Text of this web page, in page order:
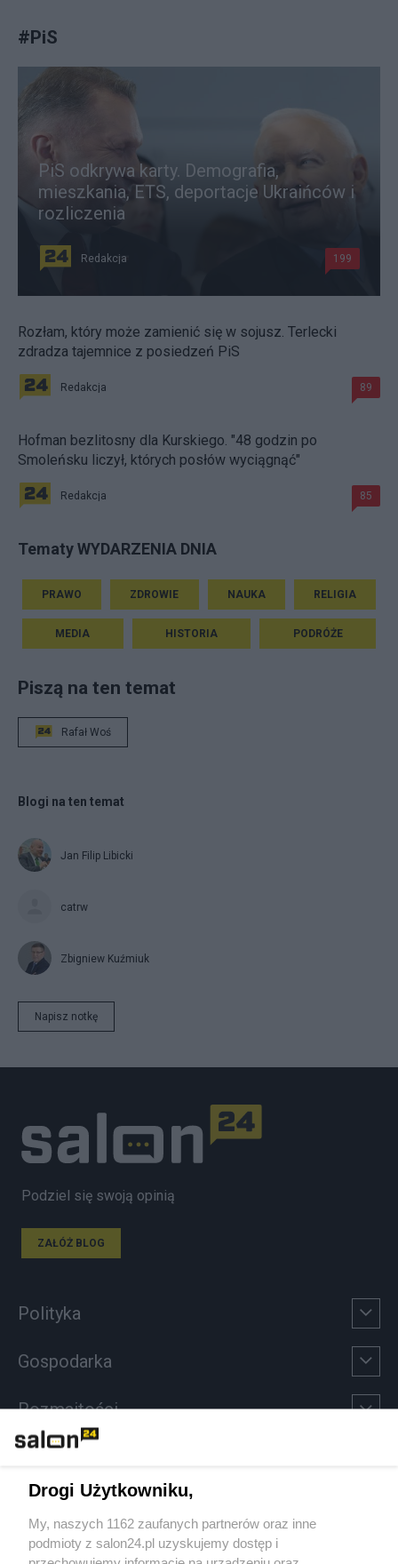
#PiS
PiS odkrywa karty. Demografia,
mieszkania, ETS, deportacje Ukraińców i
rozliczenia
Redakcja 199
Rozłam, który może zamienić się w sojusz. Terlecki
zdradza tajemnice z posiedzeń PiS
Redakcja 89
Hofman bezlitosny dla Kurskiego. "48 godzin po
Smoleńsku liczył, których posłów wyciągnąć"
Redakcja 85
Tematy WYDARZENIA DNIA
PRAWO ZDROWIE NAUKA RELIGIA
MEDIA HISTORIA PODRÓŻE
Piszą na ten temat
Rafał Woś
Blogi na ten temat
Jan Filip Libicki
catrw
Zbigniew Kuźmiuk
Napisz notkę
Podziel się swoją opinią
ZAŁÓŻ BLOG
Polityka
Gospodarka
Rozmaitości
Sport
Społeczeństwo
Drogi Użytkowniku,
My, naszych 1162 zaufanych partnerów oraz inne
podmioty z salon24.pl uzyskujemy dostęp i